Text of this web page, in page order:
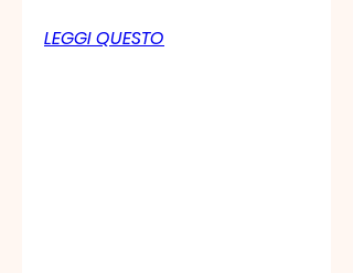
LEGGI QUESTO